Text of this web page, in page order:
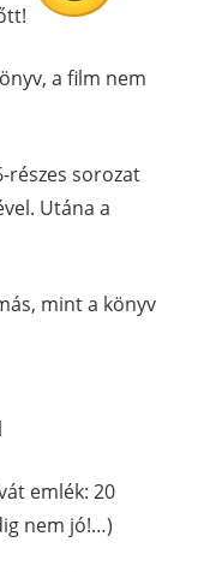
a film nem
sorozat
Utána a
mint a könyv
emlék: 20
nem jó!…)